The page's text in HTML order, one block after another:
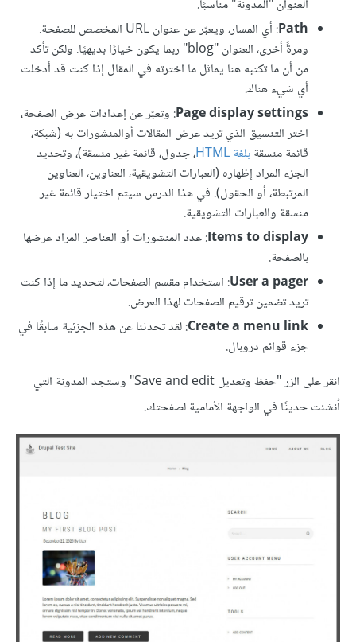
العنوان "المدونة" مناسبًا.
Path
: أي المسار، ويعبّر عن عنوان URL المخصص للصفحة.
ومرةً أخرى، العنوان "blog" ربما يكون خيارًا بديهيًا. ولكن تأكد
من أن ما تكتبه هنا يماثل ما اخترته في المقال إذا كنت قد أدخلت
أي شيء هناك.
Page display settings: وتعبّر عن إعدادات عرض الصفحة،
اختر التنسيق الذي تريد عرض المقالات أوالمنشورات به (شبكة،
قائمة منسقةبلغة HTML
، جدول، قائمة غير منسقة)، وتحديد
الجزء المراد إظهاره (العبارات التشويقية، العناوين، العناوين
المرتبطة، أو الحقول). في هذا الدرس سيتم اختيار قائمة غير
منسقة والعبارات التشويقية.
Items to display: عدد المنشورات أو العناصر المراد عرضها
بالصفحة.
User a pager: استخدام مقسم الصفحات، لتحديد ما إذا كنت
تريد تضمين ترقيم الصفحات لهذا العرض.
Create a menu link: لقد تحدثنا عن هذه الجزئية سابقًا في
جزء قوائم دروبال.
انقر على الزر "حفظ وتعديل Save and edit" وستجد المدونة التي
اُنشئت حديثًا في الواجهة الأمامية لصفحتك.